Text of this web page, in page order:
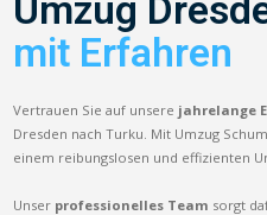
Umzug
mit Erfahren
Vertrauen Sie auf unsere jahrelange
Dresden nach Turku. Mit Umzug
einem reibungslosen und effizienten
Unser professionelles Team sorgt